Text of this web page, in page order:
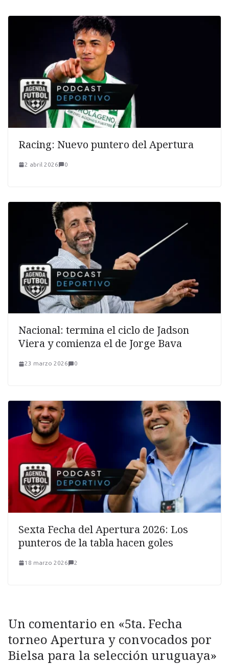
Racing: Nuevo puntero del Apertura
2 abril 2026 0
Nacional: termina el ciclo de Jadson
Viera y comienza el de Jorge Bava
23 marzo 2026 0
Sexta Fecha del Apertura 2026: Los
punteros de la tabla hacen goles
18 marzo 2026 2
Un comentario en «5ta. Fecha
torneo Apertura y convocados por
Bielsa para la selección uruguaya»